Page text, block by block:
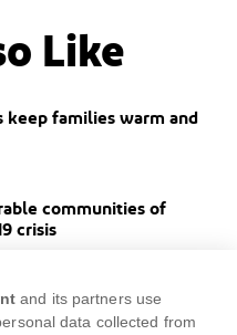
and its partners use
data collected from
Like
families warm and
communities of
crisis